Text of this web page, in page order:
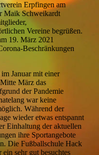
Erpfingen am
Maik Schweikardt
Vereine begrüßen.
19. März 2021
Beschränkungen
Januar mit einer
März das
der Pandemie
war keine
Während der
wieder etwas entspannt
Einhaltung der aktuellen
ihre Sportangebote
Die Fußballschule Hack
sehr gut besuchtes